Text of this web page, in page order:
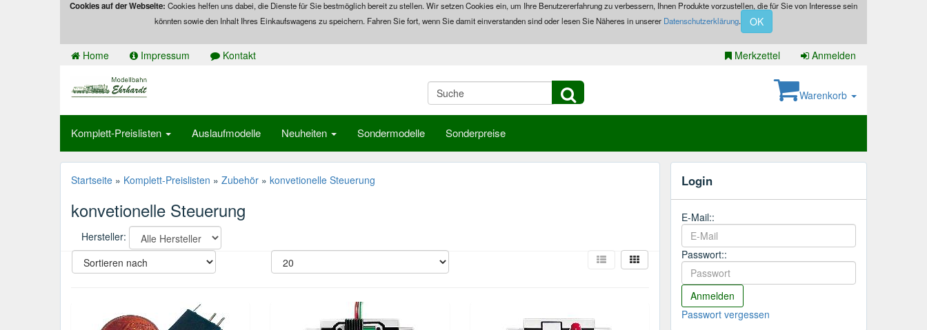
Cookies auf der Webseite: Cookies helfen uns dabei, die Dienste für Sie bestmöglich bereit zu stellen. Wir setzen Cookies ein, um Ihre Benutzererfahrung zu verbessern, Ihnen Produkte vorzustellen, die für Sie von Interesse sein
könnten sowie den Inhalt Ihres Einkaufswagens zu speichern. Fahren Sie fort, wenn Sie damit einverstanden sind oder lesen Sie Näheres in unserer Datenschutzerklärung. OK
Home Impressum Kontakt Merkzettel Anmelden
Warenkorb
Komplett-Preislisten Auslaufmodelle Neuheiten Sondermodelle Sonderpreise
Startseite » Komplett-Preislisten » Zubehör » konvetionelle Steuerung
konvetionelle Steuerung
Hersteller:
Login
E-Mail::
Passwort::
Passwort vergessen